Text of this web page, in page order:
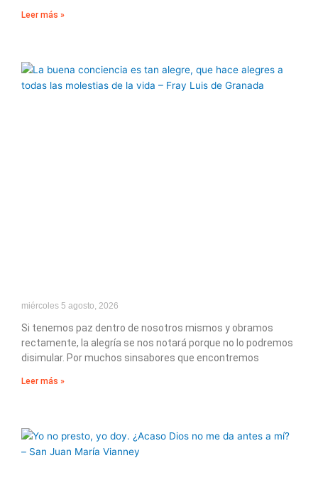
Leer más »
miércoles 5 agosto, 2026
Si tenemos paz dentro de nosotros mismos y obramos
rectamente, la alegría se nos notará porque no lo podremos
disimular. Por muchos sinsabores que encontremos
Leer más »